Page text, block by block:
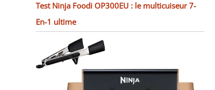
Test Ninja Foodi OP300EU : le multicuiseur 7-
En-1 ultime